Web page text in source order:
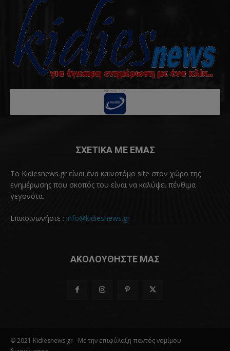
ΣΧΕΤΙΚΑ ΜΕ ΕΜΑΣ
Το Kidiesnews.gr είναι ένα καινοτόμο site στον χώρο της
ενημέρωσης που σκοπός του είναι να καλύψει πένθιμα
γεγονότα.
Επικοινωνήστε : info@kidiesnews.gr
ΑΚΟΛΟΥΘΗΣΤΕ ΜΑΣ
© 2021 Kidiesnews.gr - Με την επιφύλαξη παντός νομίμου